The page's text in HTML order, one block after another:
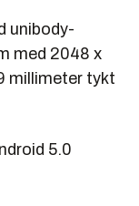
unibody-
med 2048 x
millimeter tykt
5.0